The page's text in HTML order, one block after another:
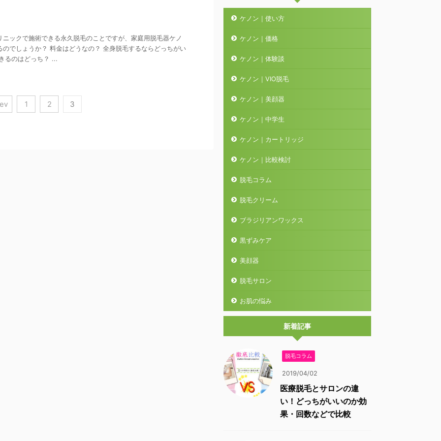
ックで施術できる永久脱毛のことですが、家庭用脱毛器ケノ
のでしょうか？ 料金はどうなの？ 全身脱毛するならどっちがい
るのはどっち？ ...
1 2 3
ケノン｜使い方
ケノン｜価格
ケノン｜体験談
ケノン｜VIO脱毛
ケノン｜美顔器
ケノン｜中学生
ケノン｜カートリッジ
ケノン｜比較検討
脱毛コラム
脱毛クリーム
ブラジリアンワックス
黒ずみケア
美顔器
脱毛サロン
お肌の悩み
新着記事
脱毛コラム
2019/04/02
医療脱毛とサロンの違
い！どっちがいいのか効
果・回数などで比較